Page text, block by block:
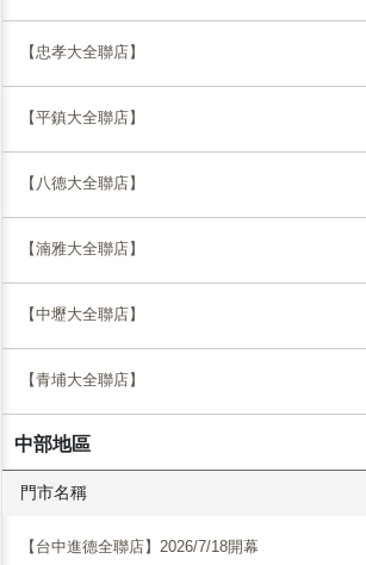
【忠孝大全聯店】
【平鎮大全聯店】
【八德大全聯店】
【湳雅大全聯店】
【中壢大全聯店】
【青埔大全聯店】
中部地區
門市名稱
【台中進德全聯店】2026/7/18開幕